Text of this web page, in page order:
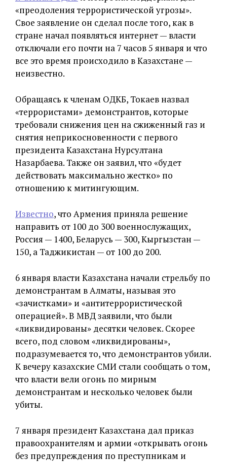
«преодоления террористической угрозы».
Свое заявление он сделал после того, как в
стране начал появляться интернет — власти
отключали его почти на 7 часов 5 января и что
все это время происходило в Казахстане —
неизвестно.
Обращаясь к членам ОДКБ, Токаев назвал
«террористами» демонстрантов, которые
требовали снижения цен на сжиженный газ и
снятия неприкосновенности с первого
президента Казахстана Нурсултана
Назарбаева. Также он заявил, что «будет
действовать максимально жестко» по
отношению к митингующим.
Известно, что Армения приняла решение
направить от 100 до 300 военнослужащих,
Россия — 1400, Беларусь — 300, Кыргызстан —
150, а Таджикистан — от 100 до 200.
6 января власти Казахстана начали стрельбу по
демонстрантам в Алматы, называя это
«зачистками» и «антитеррористической
операцией». В МВД заявили, что были
«ликвидированы» десятки человек. Скорее
всего, под словом «ликвидированы»,
подразумевается то, что демонстрантов убили.
К вечеру казахские СМИ стали сообщать о том,
что власти вели огонь по мирным
демонстрантам и несколько человек были
убиты.
7 января президент Казахстана дал приказ
правоохранителям и армии «открывать огонь
без предупреждения по преступникам и